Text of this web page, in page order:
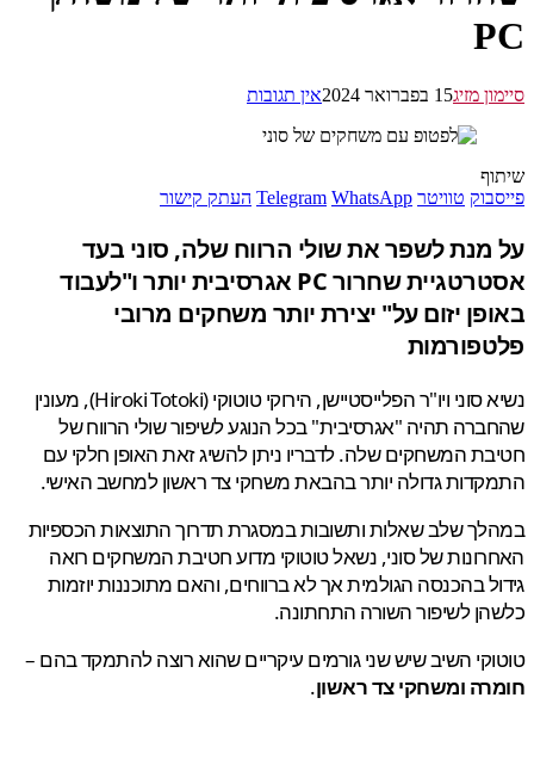
מזיג15 בפברואר 2024 אין תגובות
טוויטר Telegram WhatsApp העתק קישור
לשפר את שולי הרווח שלה, סוני בעד
אסטרטגיית שחרור PC אגרסיבית יותר ו"לעבוד
יזום על" יצירת יותר משחקים מרובי
נשיא סוני ויו"ר הפלייסטיישן, הירוקי טוטוקי (Hiroki Totoki), מעונין
תהיה "אגרסיבית" בכל הנוגע לשיפור שולי הרווח של
המשחקים שלה. לדבריו ניתן להשיג זאת האופן חלקי עם
גדולה יותר בהבאת משחקי צד ראשון למחשב האישי.
שלב שאלות ותשובות במסגרת תדרוך התוצאות הכספיות
של סוני, נשאל טוטוקי מדוע חטיבת המשחקים רואה
בהכנסה הגולמית אך לא ברווחים, והאם מתוכננות יוזמות
לשיפור השורה התחתונה.
השיב שיש שני גורמים עיקריים שהוא רוצה להתמקד בהם –
ומשחקי צד ראשון.